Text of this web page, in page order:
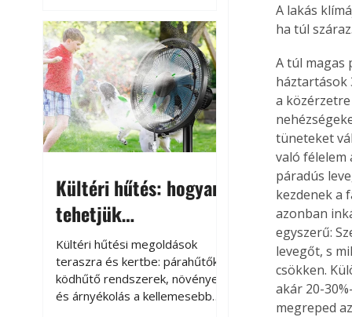
megközelítheti. Ez nemcsak a
beszállást teszi kellemetlenné,
hanem az autó állapotára és a
benne hagyott tárgyakra is
káros hatással lehet. Néhány
egyszerű óvintézkedéssel
azonban jelentősen
csökkenthetjük a hőség káros
Kültéri hűtés: hogyan
tehetjük
kellemesebbé a
teraszt és a kertet?
Kültéri hűtési megoldások
teraszra és kertbe: párahűtők,
ködhűtő rendszerek, növények
és árnyékolás a kellemesebb
A lakás
ha túl
A túl magas
háztartások
a
tüneteket
való félelem
páradús
kezdenek a
azonban
egyszerű:
levegőt, s
csökken.
akár 20-
megreped